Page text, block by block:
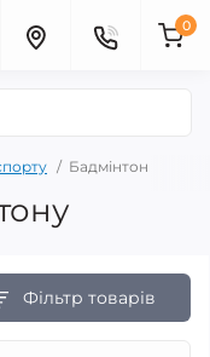
0
Бадмінтон
Фільтр товарів